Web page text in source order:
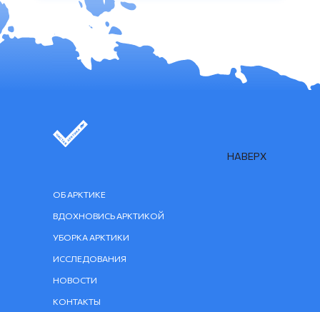
НАВЕРХ
ВДОХНОВИСЬ АРКТИКОЙ
ОБ АРКТИКЕ
ИССЛЕДОВАНИЯ
УБОРКА АРКТИКИ
КОНТАКТЫ
НОВОСТИ